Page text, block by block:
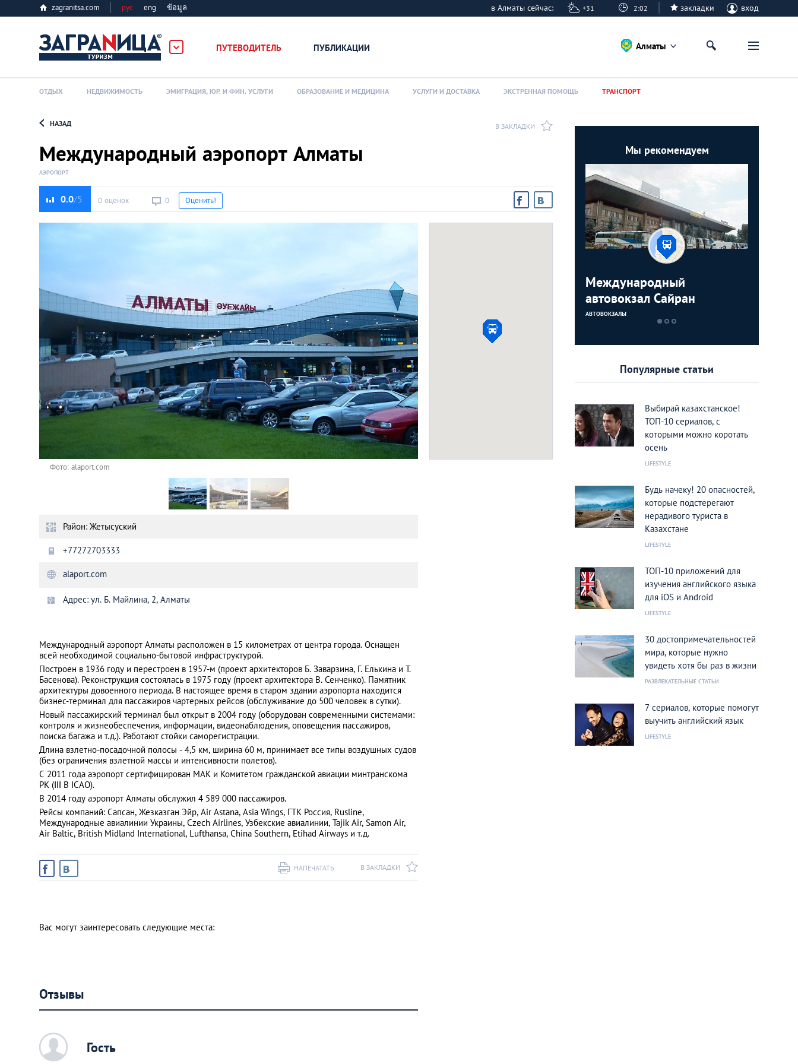
zagranitsa.com рус eng ข้อมูล в Алматы сейчас: +31 2:02 закладки вход
ПУТЕВОДИТЕЛЬ ПУБЛИКАЦИИ
Афины
Киев
Лондон
Лос-Анджелес
Пхукет
Loading...
Алматы
ОТДЫХ НЕДВИЖИМОСТЬ ЭМИГРАЦИЯ, ЮР. И ФИН. УСЛУГИ ОБРАЗОВАНИЕ И МЕДИЦИНА УСЛУГИ И ДОСТАВКА ЭКСТРЕННАЯ ПОМОЩЬ ТРАНСПОРТ
НАЗАД В ЗАКЛАДКИ
Международный аэропорт Алматы
АЭРОПОРТ
0.0 0 оценок 0 Оценить!
Фото: alaport.com
Район: Жетысуский
+77272703333
alaport.com
Адрес: ул. Б. Майлина, 2, Алматы
Международный аэропорт Алматы расположен в 15 километрах от центра города. Оснащен
всей необходимой социально-бытовой инфраструктурой.
Построен в 1936 году и перестроен в 1957-м (проект архитекторов Б. Заварзина, Г. Елькина и Т.
Басенова). Реконструкция состоялась в 1975 году (проект архитектора В. Сенченко). Памятник
архитектуры довоенного периода. В настоящее время в старом здании аэропорта находится
бизнес-терминал для пассажиров чартерных рейсов (обслуживание до 500 человек в сутки).
Новый пассажирский терминал был открыт в 2004 году (оборудован современными системами:
контроля и жизнеобеспечения, информации, видеонаблюдения, оповещения пассажиров,
поиска багажа и т.д.). Работают стойки саморегистрации.
Длина взлетно-посадочной полосы - 4,5 км, ширина 60 м, принимает все типы воздушных судов
(без ограничения взлетной массы и интенсивности полетов).
С 2011 года аэропорт сертифицирован МАК и Комитетом гражданской авиации минтранскома
РК (ІІІ B ICAO).
В 2014 году аэропорт Алматы обслужил 4 589 000 пассажиров.
Рейсы компаний: Сапсан, Жезказган Эйр, Air Astana, Asia Wings, ГТК Россия, Rusline,
Международные авиалинии Украины, Czech Airlines, Узбекские авиалинии, Tajik Air, Samon Air,
Air Baltic, British Midland International, Lufthansa, China Southern, Etihad Airways и т.д.
В ЗАКЛАДКИ
НАПЕЧАТАТЬ
Вас могут заинтересовать следующие места:
Мы рекомендуем
Международный
автовокзал Сайран
АВТОВОКЗАЛЫ
Популярные статьи
Выбирай казахстанское!
ТОП-10 сериалов, с
которыми можно коротать
осень
LIFESTYLE
Будь начеку! 20 опасностей,
которые подстерегают
нерадивого туриста в
Казахстане
LIFESTYLE
ТОП-10 приложений для
изучения английского языка
для iOS и Android
LIFESTYLE
30 достопримечательностей
мира, которые нужно
увидеть хотя бы раз в жизни
РАЗВЛЕКАТЕЛЬНЫЕ СТАТЬИ
7 сериалов, которые помогут
выучить английский язык
LIFESTYLE
Отзывы
c Гость